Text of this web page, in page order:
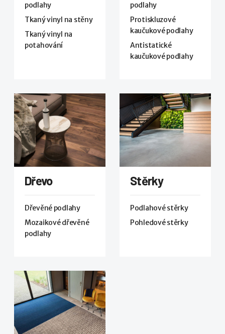
podlahy
Tkaný vinyl na stěny
Tkaný vinyl na
potahování
podlahy
Protiskluzové
kaučukové podlahy
Antistatické
kaučukové podlahy
Dřevo
Dřevěné podlahy
Mozaikové dřevěné
podlahy
Stěrky
Podlahové stěrky
Pohledové stěrky